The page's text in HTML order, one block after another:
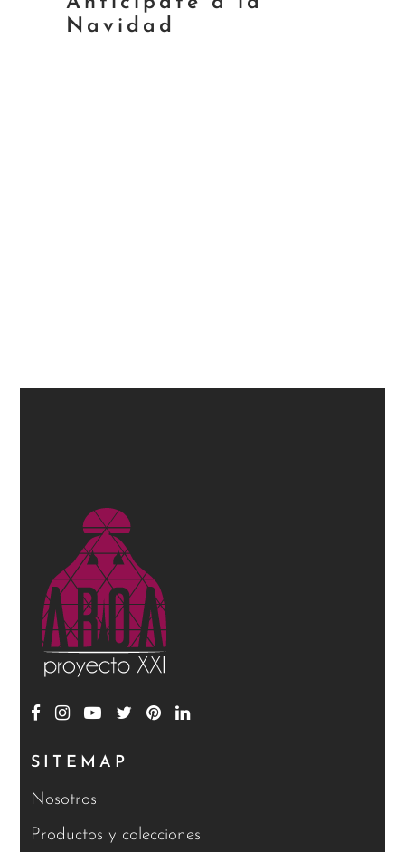
Navidad
SITEMAP
Nosotros
Productos y colecciones